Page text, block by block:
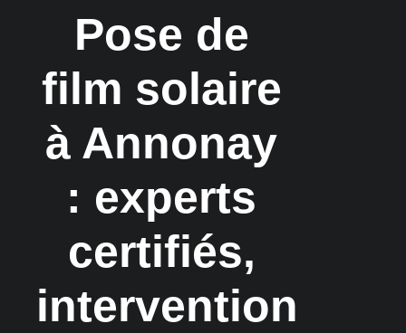
Pose de
film solaire
à Annonay
: experts
certifiés,
intervention